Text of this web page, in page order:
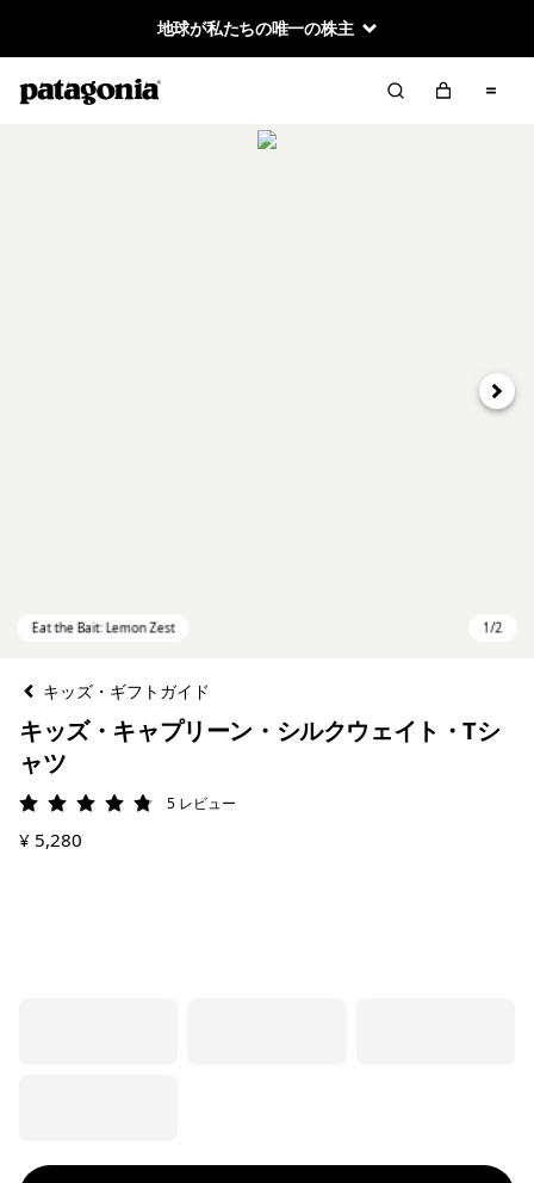
地球が私たちの唯一の株主
次へ
キッズ・ギフトガイド
キッズ・キャプリーン・シルクウェイト・Tシ
ャツ
評価: 4.8 / 5
5 レビュー
¥ 5,280